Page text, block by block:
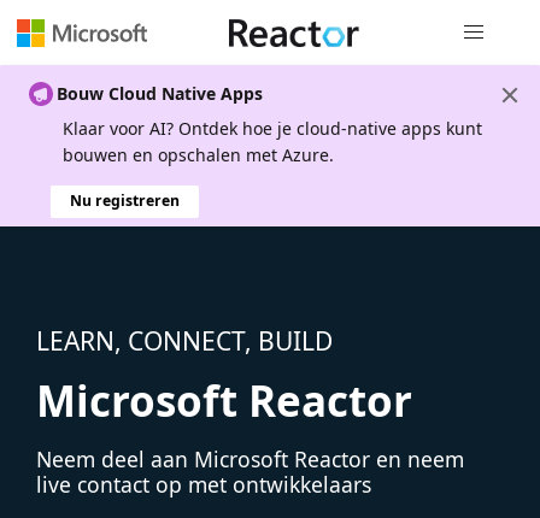
Bouw Cloud Native Apps
Klaar voor AI? Ontdek hoe je cloud-native apps kunt
bouwen en opschalen met Azure.
Nu registreren
LEARN, CONNECT, BUILD
Microsoft Reactor
Neem deel aan Microsoft Reactor en neem
live contact op met ontwikkelaars